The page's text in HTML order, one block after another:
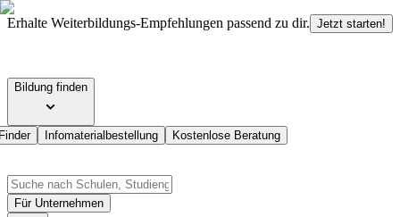
Erhalte Weiterbildungs-Empfehlungen passend zu dir. Jetzt starten!
Bildung finden
Infomaterialbestellung Kostenlose Beratung
Für Unternehmen